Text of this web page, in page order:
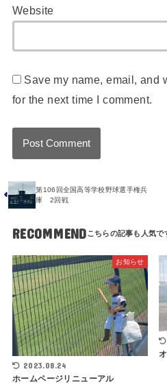
Website
Save my name, email, and
for the next time I comment.
第106回全国高等学校野球選手権兵
庫 2回戦
RECOMMEND
お知らせ
2023.08.24
ホームページリニューアル